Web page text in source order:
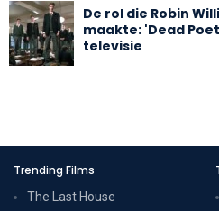
De rol die Robin
maakte: 'Dead
televisie
Trending Films
The Last House